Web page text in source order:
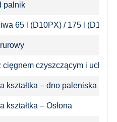
palnik
65 l (D10PX) / 175 l
cięgnem czyszczącym i
kształtka – dno paleniska +
kształtka – Osłona